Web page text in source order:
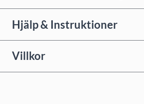
Hjälp & Instruktioner
Villkor